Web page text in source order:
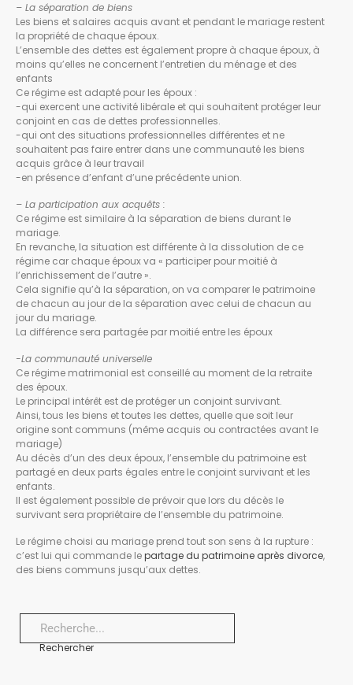
– La séparation de biens
Les biens et salaires acquis avant et pendant le mariage restent
la propriété de chaque époux.
L’ensemble des dettes est également propre à chaque époux, à
moins qu’elles ne concernent l’entretien du ménage et des
enfants
Ce régime est adapté pour les époux :
-qui exercent une activité libérale et qui souhaitent protéger leur
conjoint en cas de dettes professionnelles.
-qui ont des situations professionnelles différentes et ne
souhaitent pas faire entrer dans une communauté les biens
acquis grâce à leur travail
-en présence d’enfant d’une précédente union.
– La participation aux acquêts :
Ce régime est similaire à la séparation de biens durant le
mariage.
En revanche, la situation est différente à la dissolution de ce
régime car chaque époux va « participer pour moitié à
l’enrichissement de l’autre ».
Cela signifie qu’à la séparation, on va comparer le patrimoine
de chacun au jour de la séparation avec celui de chacun au
jour du mariage.
La différence sera partagée par moitié entre les époux
-La communauté universelle
Ce régime matrimonial est conseillé au moment de la retraite
des époux.
Le principal intérêt est de protéger un conjoint survivant.
Ainsi, tous les biens et toutes les dettes, quelle que soit leur
origine sont communs (même acquis ou contractées avant le
mariage)
Au décès d’un des deux époux, l’ensemble du patrimoine est
partagé en deux parts égales entre le conjoint survivant et les
enfants.
Il est également possible de prévoir que lors du décès le
survivant sera propriétaire de l’ensemble du patrimoine.
Le régime choisi au mariage prend tout son sens à la rupture :
c’est lui qui commande lepartage du patrimoine après divorce,
des biens communs jusqu’aux dettes.
Rechercher